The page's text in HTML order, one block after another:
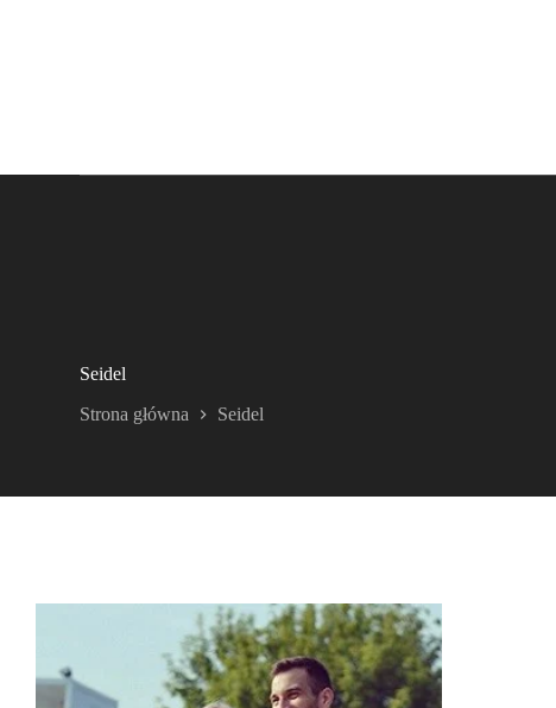
Seidel
Strona główna Seidel